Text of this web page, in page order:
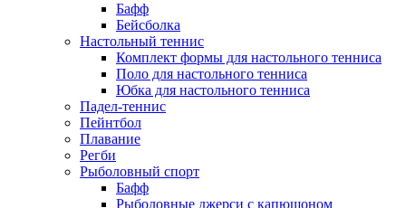
Бафф
Бейсболка
Настольный теннис
Комплект формы для настольного тенниса
Поло для настольного тенниса
Юбка для настольного тенниса
Падел-теннис
Пейнтбол
Плавание
Регби
Рыболовный спорт
Бафф
Рыболовные джерси с капюшоном